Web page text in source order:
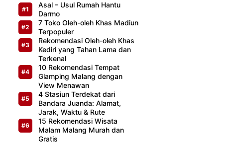
Asal – Usul Rumah Hantu
Darmo
7 Toko Oleh-oleh Khas Madiun
Terpopuler
Rekomendasi Oleh-oleh Khas
Kediri yang Tahan Lama dan
Terkenal
10 Rekomendasi Tempat
Glamping Malang dengan
View Menawan
4 Stasiun Terdekat dari
Bandara Juanda: Alamat,
Jarak, Waktu & Rute
15 Rekomendasi Wisata
Malam Malang Murah dan
Gratis